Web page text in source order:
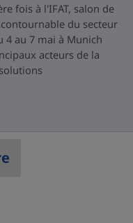
fois à l'IFAT, salon de
du secteur
4 au 7 mai à Munich
acteurs de la